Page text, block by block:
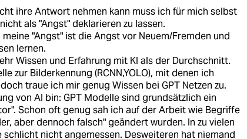
ihre Antwort nehmen kann muss ich für mich selbst
als "Angst" deklarieren zu lassen.
"Angst" ist die Angst vor Neuem/Fremden und
lernen.
Wissen und Erfahrung mit KI als der Durchschnitt.
zur Bilderkennung (RCNN,YOLO), mit denen ich
traue ich mir genug Wissen bei GPT Netzen zu.
von AI bin: GPT Modelle sind grundsätzlich ein
Schon oft genug sah ich auf der Arbeit wie Begriffe
aber dennoch falsch" geändert wurden. In zu vielen
schlicht nicht angemessen. Desweiteren hat niemand